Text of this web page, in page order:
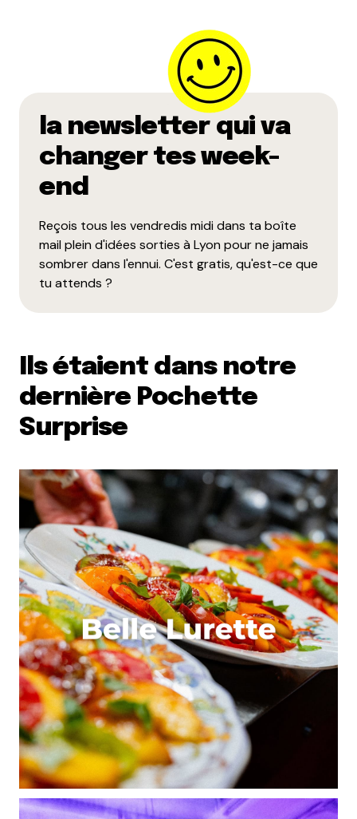
la newsletter qui va
changer tes week-
end
Reçois tous les vendredis midi dans ta boîte
mail plein d'idées sorties à Lyon pour ne jamais
sombrer dans l'ennui. C'est gratis, qu'est-ce que
tu attends ?
Ils étaient dans notre
dernière Pochette
Surprise